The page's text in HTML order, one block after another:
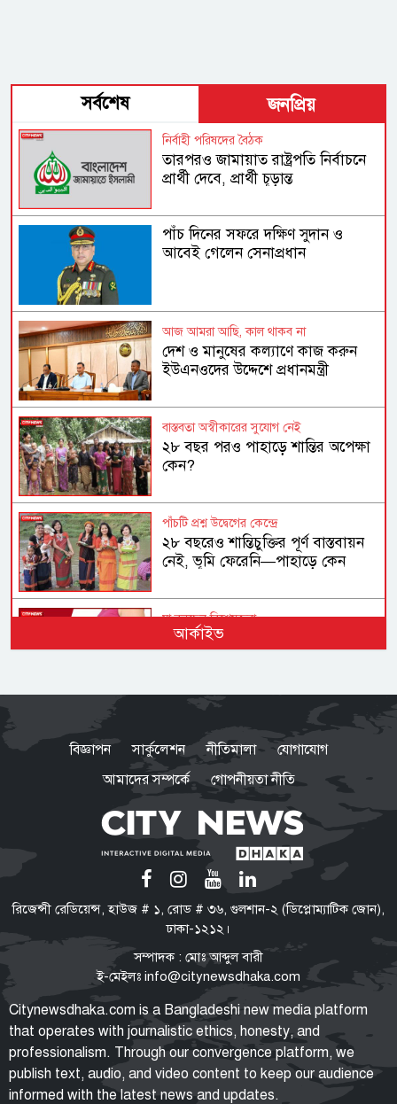
সর্বশেষ জনপ্রিয়
নির্বাহী পরিষদের বৈঠক
তারপরও জামায়াত রাষ্ট্রপতি নির্বাচনে
প্রার্থী দেবে, প্রার্থী চূড়ান্ত
পাঁচ দিনের সফরে দক্ষিণ সুদান ও
আবেই গেলেন সেনাপ্রধান
আজ আমরা আছি, কাল থাকব না
দেশ ও মানুষের কল্যাণে কাজ করুন
ইউএনওদের উদ্দেশে প্রধানমন্ত্রী
বাস্তবতা অস্বীকারের সুযোগ নেই
২৮ বছর পরও পাহাড়ে শান্তির অপেক্ষা
কেন?
পাঁচটি প্রশ্ন উদ্বেগের কেন্দ্রে
২৮ বছরেও শান্তিচুক্তির পূর্ণ বাস্তবায়ন
নেই, ভূমি ফেরেনি—পাহাড়ে কেন
যা বলছেন বিশেষজ্ঞরা
অতিরিক্ত ওজনে বাড়ছে হৃদরোগ-
ফখরুল
পরিবর্তনের পক্ষে-বিপক্ষে নানা শক্তি
তরুণদের সঙ্গে সমাজ ও রাষ্ট্রের একটি
ইতিবাচক সমন্বয় প্রয়োজন বললেন
হোসেন জিল্লুর
টিএফআই সেলে বন্দি রেখে নির্যাতন
শেখ হাসিনার নির্দেশে গুম করা হয়েছিল
‘হাসিনা কার্ড’ খেলবেন আবার বন্ধুত্ব
চাইবেন, দুটো বিপরীতমুখী: ভারতকে
স্বরাষ্ট্রমন্ত্রী
যুক্তরাষ্ট্র সব শর্ত মানলেই খুলবে
আর্কাইভ
বিজ্ঞাপন সার্কুলেশন নীতিমালা
যোগাযোগ
আমাদের সম্পর্কে
গোপনীয়তা নীতি
রিজেন্সী রেডিয়েন্স, হাউজ # ১, রোড # ৩৬, গুলশান-২ (ডিপ্লোম্যাটিক জোন),
ঢাকা-১২১২।
সম্পাদক : মোঃ আব্দুল বারী
ই-মেইলঃ info@citynewsdhaka.com
Citynewsdhaka.com is a Bangladeshi new media platform
that operates with journalistic ethics, honesty, and
professionalism. Through our convergence platform, we
publish text, audio, and video content to keep our audience
informed with the latest news and updates.